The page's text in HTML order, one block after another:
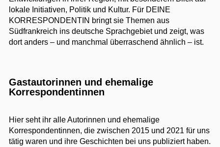
lokale Initiativen, Politik und Kultur. Für DEINE
KORRESPONDENTIN bringt sie Themen aus
Südfrankreich ins deutsche Sprachgebiet und zeigt, was
dort anders – und manchmal überraschend ähnlich – ist.
Gastautorinnen und ehemalige
Korrespondentinnen
Hier seht ihr alle Autorinnen und ehemalige
Korrespondentinnen, die zwischen 2015 und 2021 für uns
tätig waren und ihre Geschichten bei uns publiziert haben.